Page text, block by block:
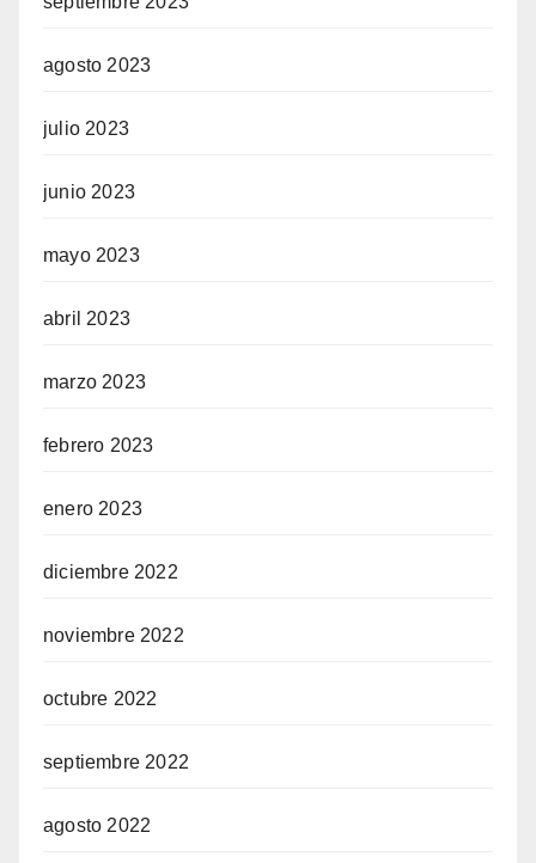
agosto 2023
julio 2023
junio 2023
mayo 2023
abril 2023
marzo 2023
febrero 2023
enero 2023
diciembre 2022
noviembre 2022
octubre 2022
septiembre 2022
agosto 2022